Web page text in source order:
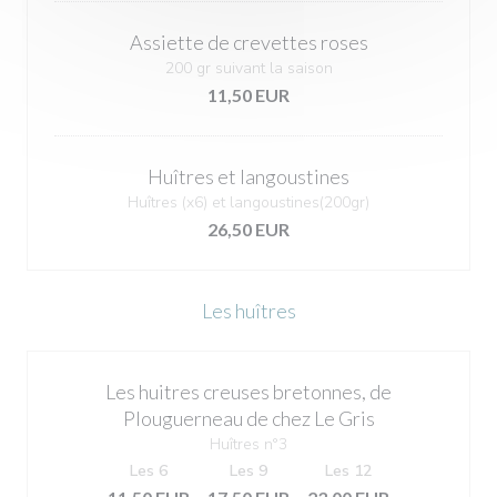
Assiette de crevettes roses
200 gr suivant la saison
11,50 EUR
Huîtres et langoustines
Huîtres (x6) et langoustines(200gr)
26,50 EUR
Les huîtres
Les huitres creuses bretonnes, de
Plouguerneau de chez Le Gris
Huîtres n°3
Les 6
Les 9
Les 12